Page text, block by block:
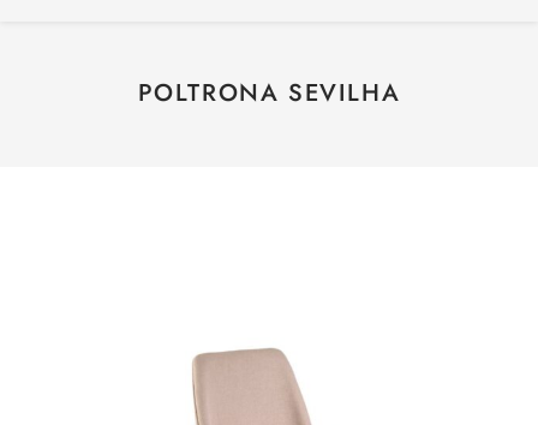
POLTRONA SEVILHA